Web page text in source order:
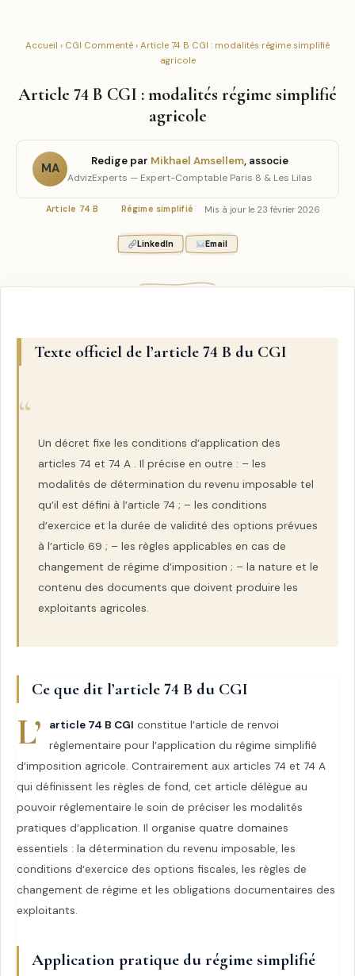
Accueil › CGI Commenté › Article 74 B CGI : modalités régime simplifié
agricole
Article 74 B CGI : modalités régime simplifié
agricole
MA
Redige par Mikhael Amsellem, associe
AdvizExperts — Expert-Comptable Paris 8 & Les Lilas
Article 74 B Régime simplifié Mis à jour le 23 février 2026
LinkedIn Email
Texte officiel de l’article 74 B du CGI
Un décret fixe les conditions d’application des
articles 74 et 74 A . Il précise en outre : – les
modalités de détermination du revenu imposable tel
qu’il est défini à l’article 74 ; – les conditions
d’exercice et la durée de validité des options prévues
à l’article 69 ; – les règles applicables en cas de
changement de régime d’imposition ; – la nature et le
contenu des documents que doivent produire les
exploitants agricoles.
Ce que dit l’article 74 B du CGI
L’ article 74 B CGI constitue l’article de renvoi
réglementaire pour l’application du régime simplifié
d’imposition agricole. Contrairement aux articles 74 et 74 A
qui définissent les règles de fond, cet article délègue au
pouvoir réglementaire le soin de préciser les modalités
pratiques d’application. Il organise quatre domaines
essentiels : la détermination du revenu imposable, les
conditions d’exercice des options fiscales, les règles de
changement de régime et les obligations documentaires des
exploitants.
Application pratique du régime simplifié